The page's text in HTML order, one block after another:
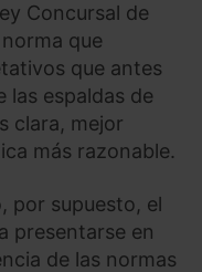
Concursal de
que
que antes
las espaldas de
clara, mejor
más razonable.
por supuesto, el
presentarse en
de las normas